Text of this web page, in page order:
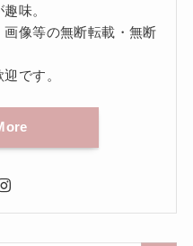
味。
像等の無断転載・無断
です。